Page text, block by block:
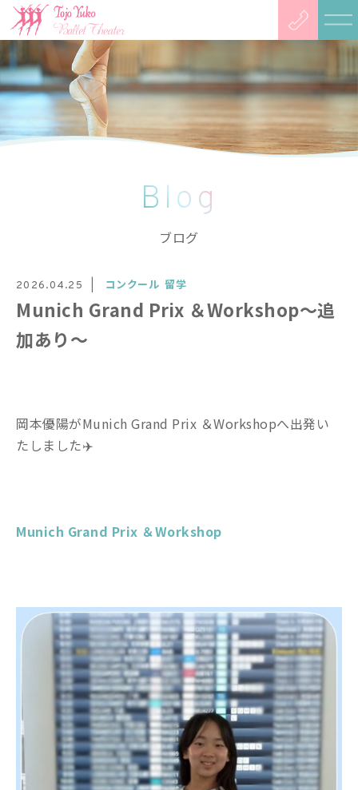
Blog
ブログ
2026.04.25 コンクール 留学
Munich Grand Prix ＆Workshop〜追
加あり〜
岡本優陽がMunich Grand Prix ＆Workshopへ出発い
たしました✈️
Munich Grand Prix ＆Workshop